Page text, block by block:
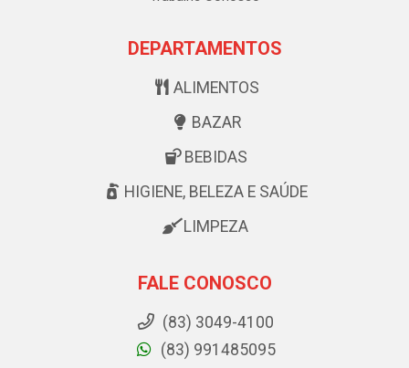
DEPARTAMENTOS
ALIMENTOS
BAZAR
BEBIDAS
HIGIENE, BELEZA E SAÚDE
LIMPEZA
FALE CONOSCO
(83) 3049-4100
(83) 991485095